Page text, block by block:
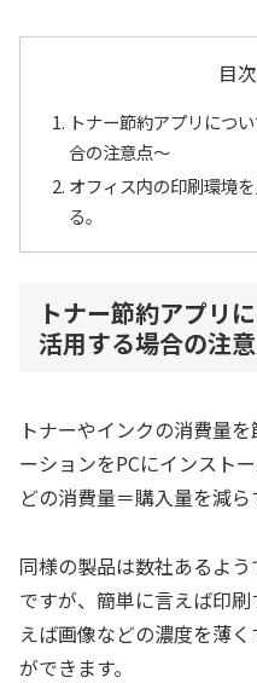
目次
トナー節約アプリにつ
合の注意点～
オフィス内の印刷環境
る。
トナー節約アプリ
活用する場合の注
トナーやインクの消費量
ーションをPCにインスト
どの消費量＝購入量を減ら
同様の製品は数社あるよ
ですが、簡単に言えば印
えば画像などの濃度を薄
ができます。